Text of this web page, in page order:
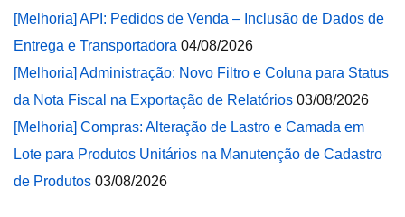
[Melhoria] API: Pedidos de Venda – Inclusão de Dados de
Entrega e Transportadora 04/08/2026
[Melhoria] Administração: Novo Filtro e Coluna para Status
da Nota Fiscal na Exportação de Relatórios 03/08/2026
[Melhoria] Compras: Alteração de Lastro e Camada em
Lote para Produtos Unitários na Manutenção de Cadastro
de Produtos 03/08/2026